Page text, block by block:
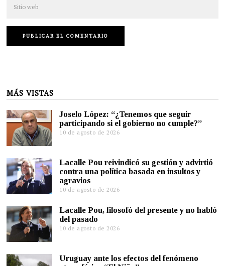
MÁS VISTAS
Joselo López: “¿Tenemos que seguir
participando si el gobierno no cumple?”
10 de agosto de 2026
Lacalle Pou reivindicó su gestión y advirtió
contra una política basada en insultos y
agravios
10 de agosto de 2026
Lacalle Pou, filosofó del presente y no habló
del pasado
10 de agosto de 2026
Uruguay ante los efectos del fenómeno